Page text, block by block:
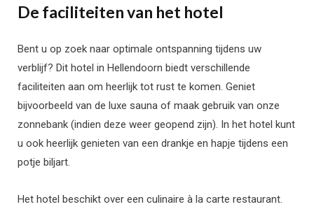
De faciliteiten van het hotel
Bent u op zoek naar optimale ontspanning tijdens uw
verblijf? Dit hotel in Hellendoorn biedt verschillende
faciliteiten aan om heerlijk tot rust te komen. Geniet
bijvoorbeeld van de luxe sauna of maak gebruik van onze
zonnebank (indien deze weer geopend zijn). In het hotel kunt
u ook heerlijk genieten van een drankje en hapje tijdens een
potje biljart.
Het hotel beschikt over een culinaire à la carte restaurant.